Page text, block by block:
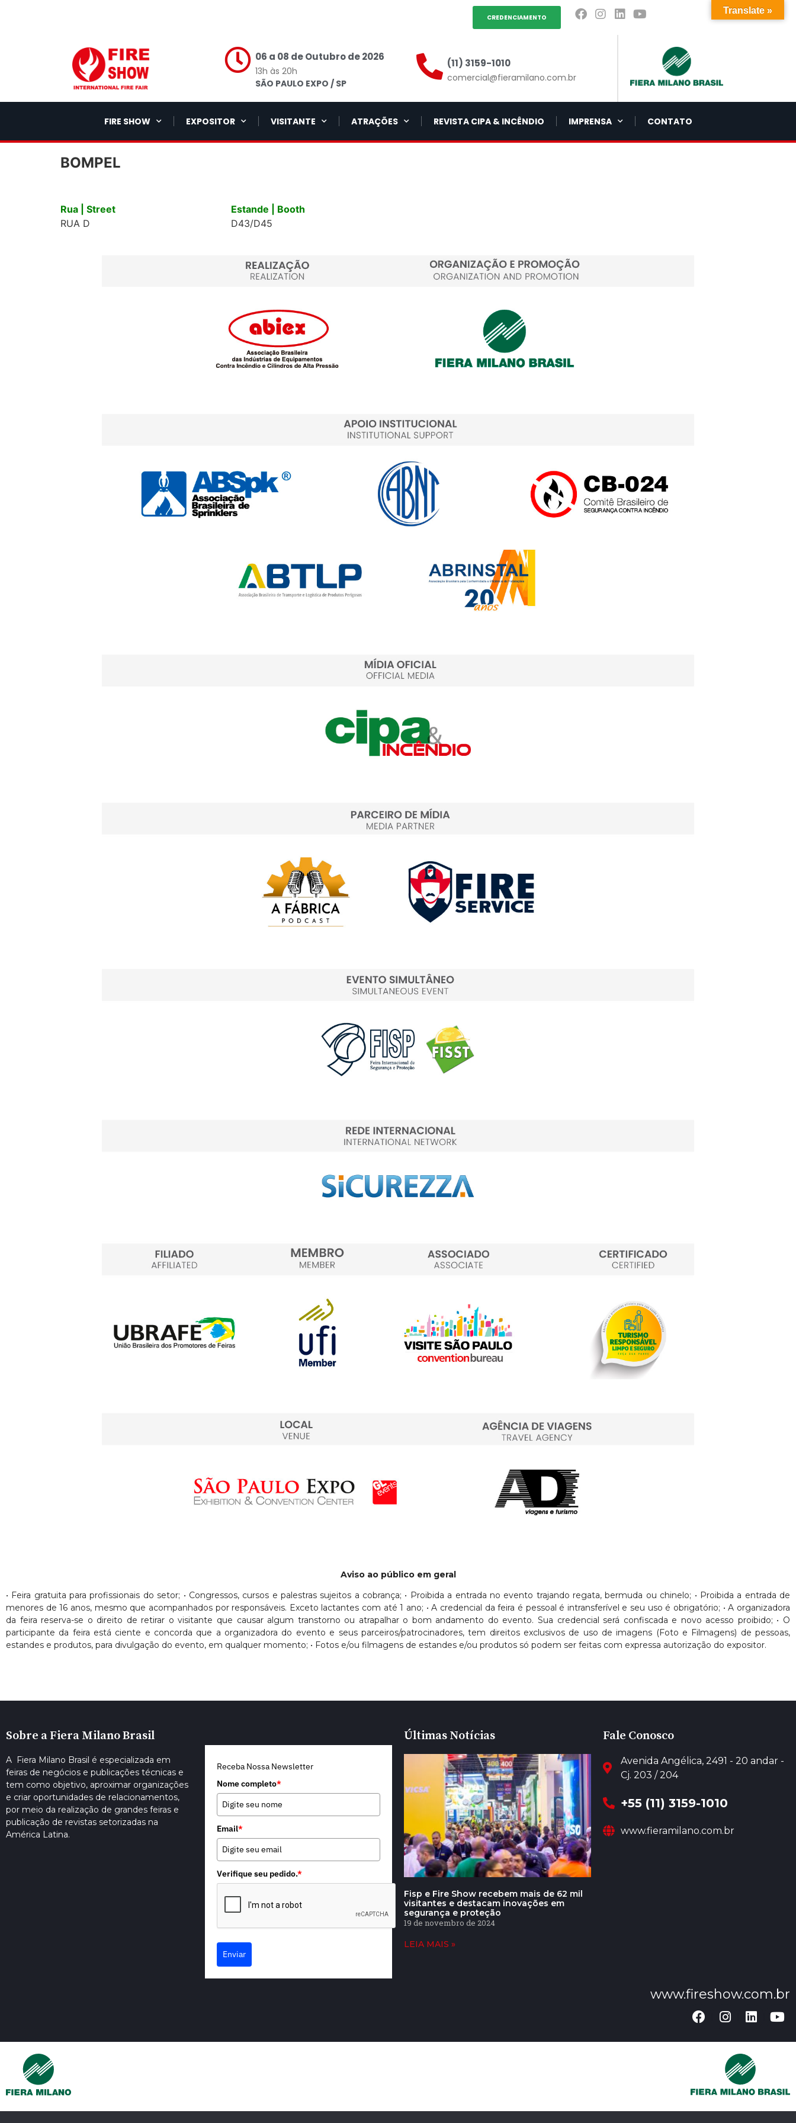
CREDENCIAMENTO
06 a 08 de Outubro de 2026
13h às 20h
SÃO PAULO EXPO / SP
(11) 3159-1010
comercial@fieramilano.com.br
FIRE SHOW EXPOSITOR VISITANTE ATRAÇÕES REVISTA CIPA & INCÊNDIO IMPRENSA CONTATO
BOMPEL
Rua | Street
RUA D
Estande | Booth
D43/D45
Aviso ao público em geral
• Feira gratuita para profissionais do setor; • Congressos, cursos e palestras sujeitos a cobrança; • Proibida a entrada no evento trajando regata, bermuda ou chinelo; • Proibida a entrada de
menores de 16 anos, mesmo que acompanhados por responsáveis. Exceto lactantes com até 1 ano; • A credencial da feira é pessoal é intransferível e seu uso é obrigatório; • A organizadora
da feira reserva-se o direito de retirar o visitante que causar algum transtorno ou atrapalhar o bom andamento do evento. Sua credencial será confiscada e novo acesso proibido; • O
participante da feira está ciente e concorda que a organizadora do evento e seus parceiros/patrocinadores, tem direitos exclusivos de uso de imagens (Foto e Filmagens) de pessoas,
estandes e produtos, para divulgação do evento, em qualquer momento; • Fotos e/ou filmagens de estandes e/ou produtos só podem ser feitas com expressa autorização do expositor.
Sobre a Fiera Milano Brasil
A Fiera Milano Brasil é especializada em
feiras de negócios e publicações técnicas e
tem como objetivo, aproximar organizações
e criar oportunidades de relacionamentos,
por meio da realização de grandes feiras e
publicação de revistas setorizadas na
América Latina.
Receba Nossa Newsletter
Nome completo*
Email*
Verifique seu pedido.*
Enviar
Últimas Notícias
Fisp e Fire Show recebem mais de 62 mil
visitantes e destacam inovações em
segurança e proteção
19 de novembro de 2024
LEIA MAIS »
Fale Conosco
Avenida Angélica, 2491 - 20 andar -
Cj. 203 / 204
+55 (11) 3159-1010
www.fieramilano.com.br
www.fireshow.com.br
Translate »